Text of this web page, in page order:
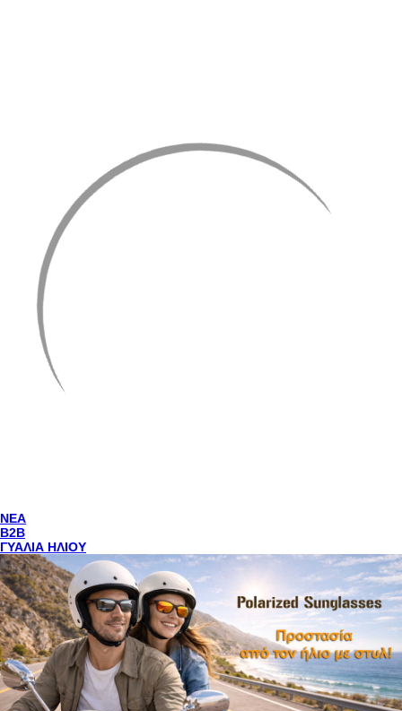
NEA
Β2Β
ΓΥΑΛΙΑ ΗΛΙΟΥ